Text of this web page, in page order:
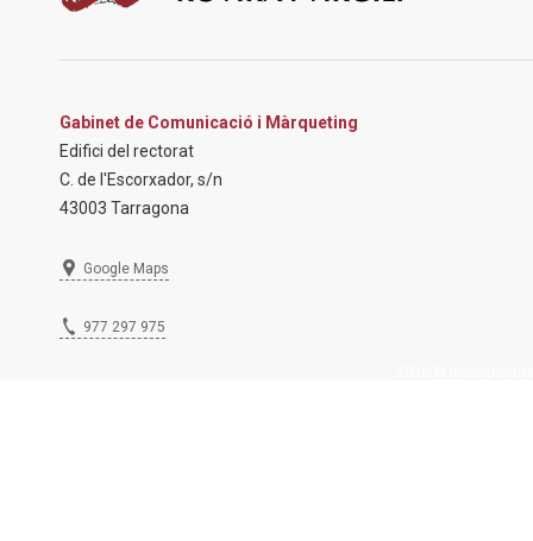
Gabinet de Comunicació i Màrqueting
Edifici del rectorat
C. de l'Escorxador, s/n
43003 Tarragona
Google Maps
977 297 975